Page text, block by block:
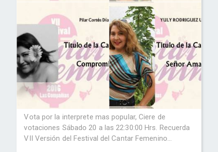
Vota por la interprete mas popular, Ciere de
votaciones Sábado 20 a las 22:30:00 Hrs. Recuerda
VII Versión del Festival del Cantar Femenino...